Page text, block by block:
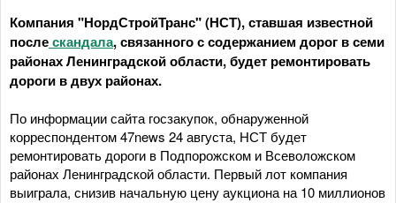
Компания "НордСтройТранс" (НСТ), ставшая известной
послескандала, связанного с содержанием дорог в семи
районах Ленинградской области, будет ремонтировать
дороги в двух районах.
По информации сайта госзакупок, обнаруженной
корреспондентом 47news 24 августа, НСТ будет
ремонтировать дороги в Подпорожском и Всеволожском
районах Ленинградской области. Первый лот компания
выиграла, снизив начальную цену аукциона на 10 миллионов